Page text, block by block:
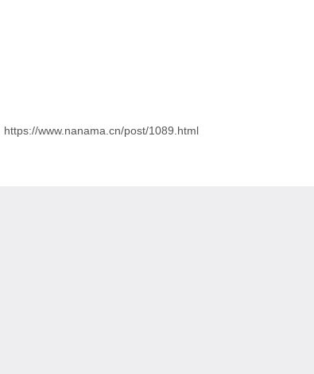
https://www.nanama.cn/post/1089.html